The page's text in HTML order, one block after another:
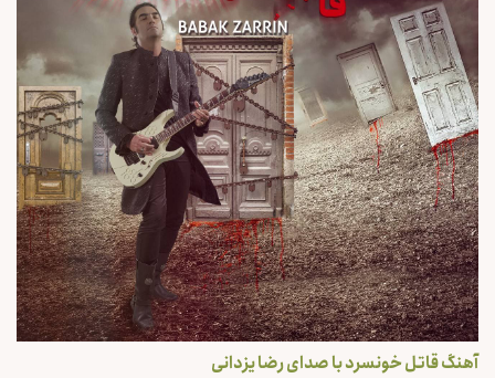
آهنگ قاتل خونسرد با صدای رضا یزدانی